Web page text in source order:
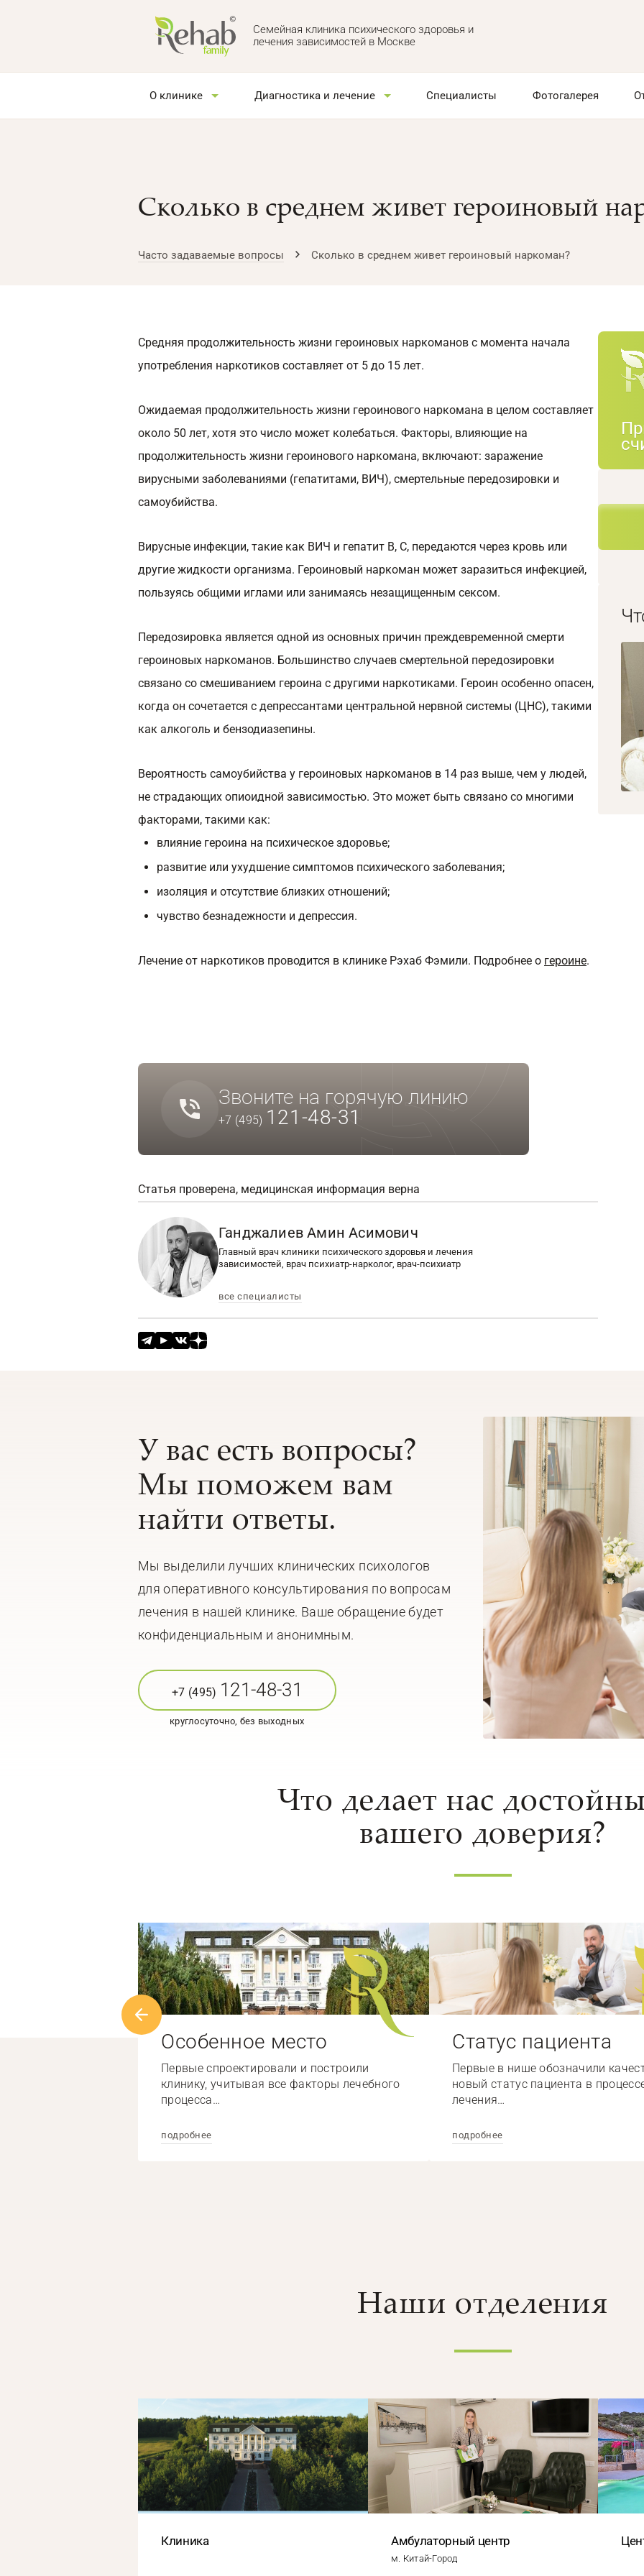
Семейная клиника психического здоровья и
лечения зависимостей в Москве
О клинике Диагностика и лечение Специалисты Фотогалерея
Сколько в среднем живет героиновый
Часто задаваемые вопросы Сколько в среднем живет героиновый наркоман?
Средняя продолжительность жизни героиновых наркоманов с момента начала
употребления наркотиков составляет от 5 до 15 лет.
Ожидаемая продолжительность жизни героинового наркомана в целом составляет
около 50 лет, хотя это число может колебаться. Факторы, влияющие на
продолжительность жизни героинового наркомана, включают: заражение
вирусными заболеваниями (гепатитами, ВИЧ), смертельные передозировки и
самоубийства.
Вирусные инфекции, такие как ВИЧ и гепатит В, С, передаются через кровь или
другие жидкости организма. Героиновый наркоман может заразиться инфекцией,
пользуясь общими иглами или занимаясь незащищенным сексом.
Передозировка является одной из основных причин преждевременной смерти
героиновых наркоманов. Большинство случаев смертельной передозировки
связано со смешиванием героина с другими наркотиками. Героин особенно опасен,
когда он сочетается с депрессантами центральной нервной системы (ЦНС), такими
как алкоголь и бензодиазепины.
Вероятность самоубийства у героиновых наркоманов в 14 раз выше, чем у людей,
не страдающих опиоидной зависимостью. Это может быть связано со многими
факторами, такими как:
влияние героина на психическое здоровье;
развитие или ухудшение симптомов психического заболевания;
изоляция и отсутствие близких отношений;
чувство безнадежности и депрессия.
Лечение от наркотиков проводится в клинике Рэхаб Фэмили. Подробнее о героине.
Звоните на горячую линию
+7 (495) 121-48-31
Статья проверена, медицинская информация верна
Ганджалиев Амин Асимович
Главный врач клиники психического здоровья и лечения
зависимостей, врач психиатр-нарколог, врач-психиатр
все специалисты
У вас есть вопросы?
Мы поможем вам
найти ответы.
Мы выделили лучших клинических психологов
для оперативного консультирования по вопросам
лечения в нашей клинике. Ваше обращение будет
конфиденциальным и анонимным.
+7 (495) 121-48-31
круглосуточно, без выходных
Что делает нас
вашего доверия?
Особенное место
Первые спроектировали и построили
клинику, учитывая все факторы лечебного
процесса…
подробнее
Статус пациента
Первые в нише обозначили
новый статус пациента в
лечения…
подробнее
Наши отделения
Клиника Амбулаторный центр
м. Китай-Город